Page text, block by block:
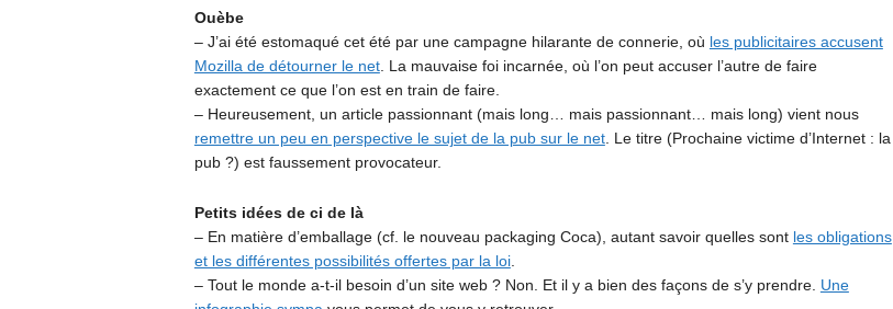
Ouèbe
– J’ai été estomaqué cet été par une campagne hilarante de connerie, où les publicitaires accusent
Mozilla de détourner le net. La mauvaise foi incarnée, où l’on peut accuser l’autre de faire
exactement ce que l’on est en train de faire.
– Heureusement, un article passionnant (mais long… mais passionnant… mais long) vient nous
remettre un peu en perspective le sujet de la pub sur le net. Le titre (Prochaine victime d’Internet : la
pub ?) est faussement provocateur.
Petits idées de ci de là
– En matière d’emballage (cf. le nouveau packaging Coca), autant savoir quelles sont les obligations
et les différentes possibilités offertes par la loi.
– Tout le monde a-t-il besoin d’un site web ? Non. Et il y a bien des façons de s’y prendre. Une